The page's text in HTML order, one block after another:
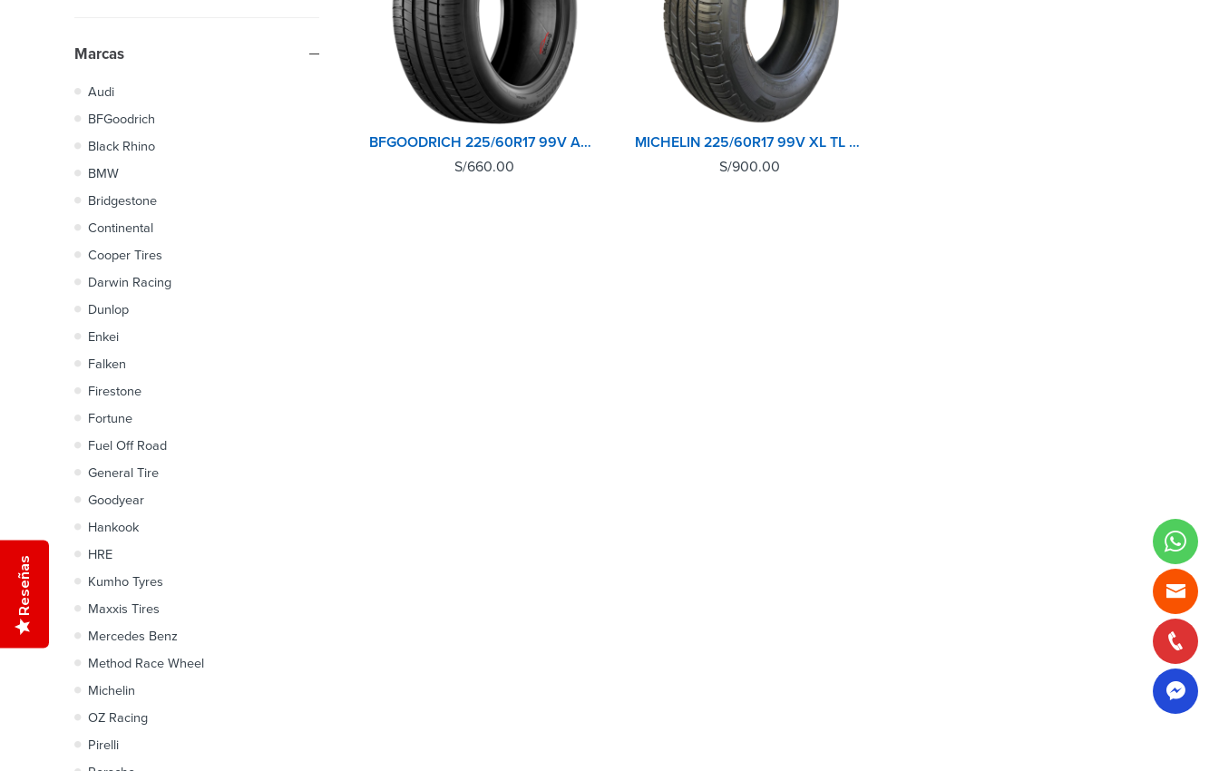
BFGOODRICH 225/60R17 99V ADVANTAGE SUV GO
S/660.00
MICHELIN 225/60R17 99V XL TL PRIMACY SUV+
S/900.00
Marcas
Audi
BFGoodrich
Black Rhino
BMW
Bridgestone
Continental
Cooper Tires
Darwin Racing
Dunlop
Enkei
Falken
Firestone
Fortune
Fuel Off Road
General Tire
Goodyear
Hankook
HRE
Kumho Tyres
Maxxis Tires
Mercedes Benz
Method Race Wheel
Michelin
OZ Racing
Pirelli
Reseñas